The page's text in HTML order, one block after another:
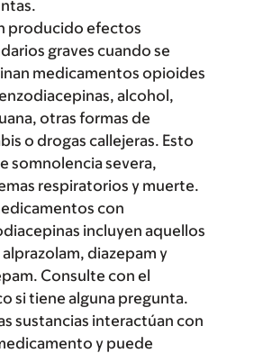
producido efectos
graves cuando se
medicamentos opioides
alcohol,
otras formas de
o drogas callejeras. Esto
somnolencia severa,
respiratorios y muerte.
con
incluyen aquellos
diazepam y
Consulte con el
si tiene alguna pregunta.
sustancias interactúan con
y puede